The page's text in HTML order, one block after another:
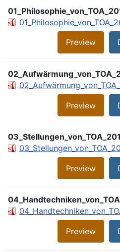
Preview
Preview
Preview
Preview